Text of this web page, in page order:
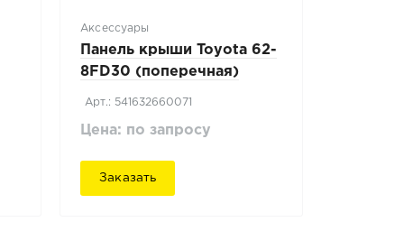
Аксессуары
Панель крыши Toyota 62-
8FD30 (поперечная)
Арт.: 541632660071
Цена: по запросу
Заказать